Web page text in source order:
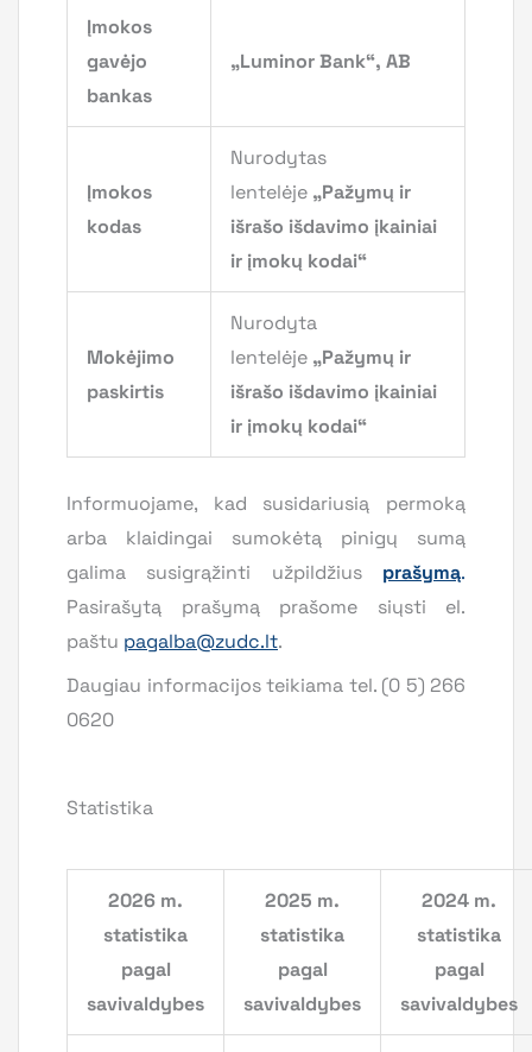
Įmokos
gavėjo
bankas
„Luminor Bank“, AB
Įmokos
kodas
Nurodytas
lentelėje „Pažymų ir
išrašo išdavimo įkainiai
ir įmokų kodai“
Mokėjimo
paskirtis
Nurodyta
lentelėje „Pažymų ir
išrašo išdavimo įkainiai
ir įmokų kodai“
Informuojame, kad susidariusią permoką
arba klaidingai sumokėtą pinigų sumą
galima susigrąžinti užpildžius prašymą.
Pasirašytą prašymą prašome siųsti el.
paštu pagalba@zudc.lt.
Daugiau informacijos teikiama tel. (0 5) 266
0620
Statistika
2026 m.
statistika
pagal
savivaldybes
2025 m.
statistika
pagal
savivaldybes
2024 m.
statistika
pagal
savivaldybes